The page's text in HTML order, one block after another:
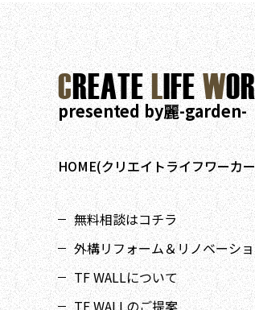
CREATELIFEW
presented by麗-garden-
HOME(クリエイトライフワーカ
無料相談はコチラ
外構リフォーム＆リノベーシ
TF WALLについて
TF WALLのご提案